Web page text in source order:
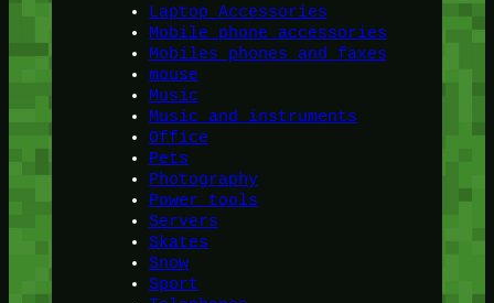
Laptop Accessories
Mobile phone accessories
Mobiles phones and faxes
mouse
Music
Music and instruments
Office
Pets
Photography
Power tools
Servers
Skates
Snow
Sport